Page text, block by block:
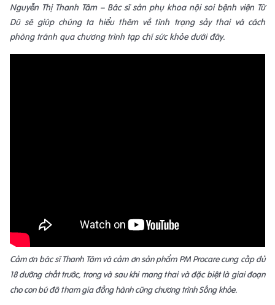
Nguyễn Thị Thanh Tâm – Bác sĩ sản phụ khoa nội soi bệnh viện Từ
Dũ sẽ giúp chúng ta hiểu thêm về tình trạng sảy thai và cách
phòng tránh qua chương trình tạp chí sức khỏe dưới đây.
Cảm ơn bác sĩ Thanh Tâm và cảm ơn sản phẩm PM Procare cung cấp đủ
18 dưỡng chất trước, trong và sau khi mang thai và đặc biệt là giai đoạn
cho con bú đã tham gia đồng hành cũng chương trình Sống khỏe.